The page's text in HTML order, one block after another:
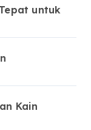
untuk
Kain